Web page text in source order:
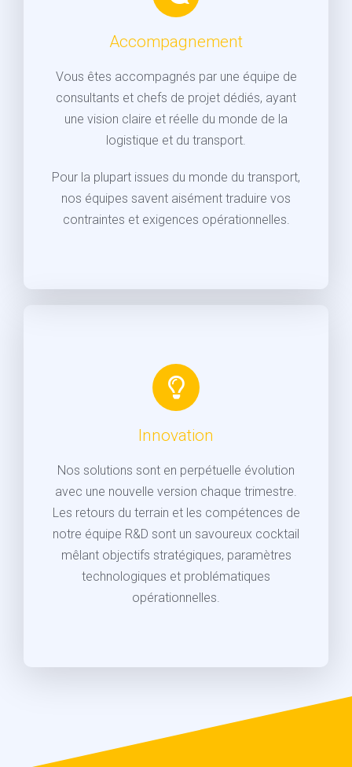
Accompagnement
Vous êtes accompagnés par une équipe de
consultants et chefs de projet dédiés, ayant
une vision claire et réelle du monde de la
logistique et du transport.
Pour la plupart issues du monde du transport,
nos équipes savent aisément traduire vos
contraintes et exigences opérationnelles.
Innovation
Nos solutions sont en perpétuelle évolution
avec une nouvelle version chaque trimestre.
Les retours du terrain et les compétences de
notre équipe R&D sont un savoureux cocktail
mêlantobjectifs stratégiques, paramètres
technologiques et problématiques
opérationnelles.